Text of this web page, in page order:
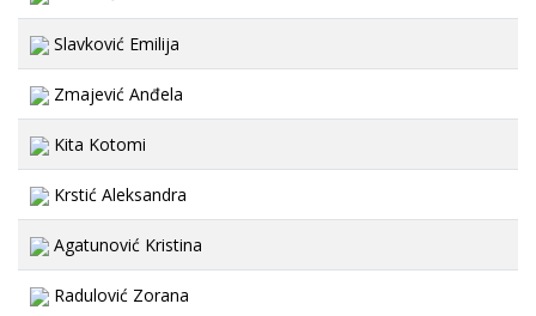
Slavković Emilija
Zmajević Anđela
Kita Kotomi
Krstić Aleksandra
Agatunović Kristina
Radulović Zorana